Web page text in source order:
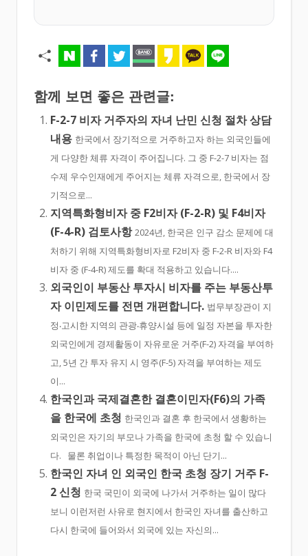
함께 보면 좋은 관련글:
F-2-7 비자 거주자의 자녀 난민 신청 절차 상담
내용 한국에서 장기적으로 거주하고자 하는 외국인들에
게 다양한 체류 자격이 주어집니다. 그 중 F-2-7 비자는 점
수제 우수인재에게 주어지는 체류 자격으로, 한국에서 장
기적으로...
지역특화형비자 중 F2비자 (F-2-R) 및 F4비자
(F-4-R) 검토사항 2024년, 한국은 인구 감소 문제에 대
처하기 위해 지역특화형비자로 F2비자 중 F-2-R 비자와 F4
비자 중 (F-4-R) 제도를 확대 적용하고 있습니다....
외국인이 부동산 투자시 비자를 주는 부동산투
자 이민제도를 전면 개편합니다. 법무부장관이 지
정‧고시한 지역의 관광‧휴양시설 등에 일정 자본을 투자한
외국인에게 경제활동이 자유로운 거주(F-2) 자격을 부여하
고, 5년 간 투자 유지 시 영주(F-5) 자격을 부여하는 제도
이...
한국인과 국제결혼한 결혼이민자(F6)의 가족
을 한국에 초청 한국인과 결혼 후 한국에서 생황하는
외국인은 자기의 부모나 가족을 한국에 초청 할 수 있습니
다. 물론 취업이나 특정한 목적이 아닌 단기...
한국인 자녀 인 외국인 한국 초청 장기 거주 F-
2 신청 한국 국민이 외국에 나가서 거주하는 일이 많다
보니 이런저런 사유로 현지에서 한국인 자녀를 출산하고
다시 한국에 들어와서 외국에 있는 자신의...